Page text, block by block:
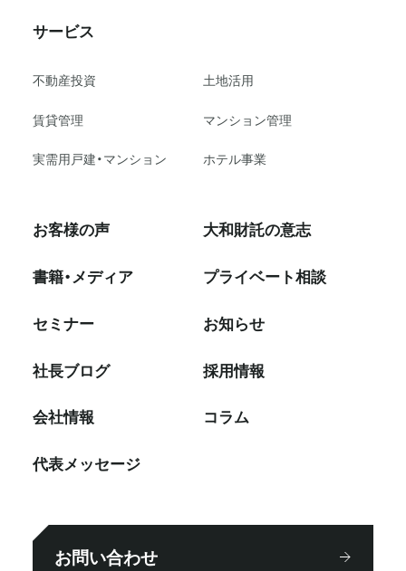
サービス
不動産投資
⼟地活⽤
賃貸管理
マンション管理
実需用戸建・マンション
ホテル事業
お客様の声
書籍・メディア
セミナー
社⻑ブログ
会社情報
代表メッセージ
大和財託の意志
プライベート相談
お知らせ
採⽤情報
コラム
お問い合わせ